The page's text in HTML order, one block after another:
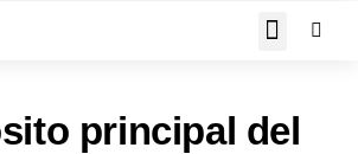
principal del